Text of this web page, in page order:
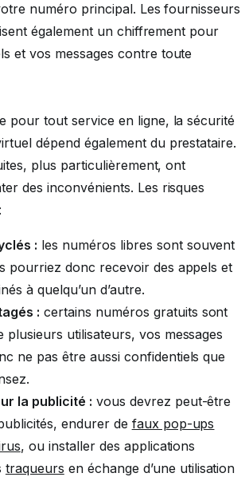
numéro principal. Les fournisseurs
également un chiffrement pour
et vos messages contre toute
pour tout service en ligne, la sécurité
dépend également du prestataire.
plus particulièrement, ont
des inconvénients. Les risques
: les numéros libres sont souvent
pourriez donc recevoir des appels et
à quelqu’un d’autre.
: certains numéros gratuits sont
plusieurs utilisateurs, vos messages
ne pas être aussi confidentiels que
la publicité : vous devrez peut-être
endurer de faux pop-ups
, ou installer des applications
traqueurs en échange d’une utilisation